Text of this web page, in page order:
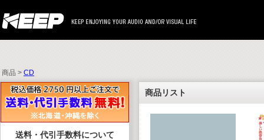
商品 >CD
送料・代引手数料について
商品リスト